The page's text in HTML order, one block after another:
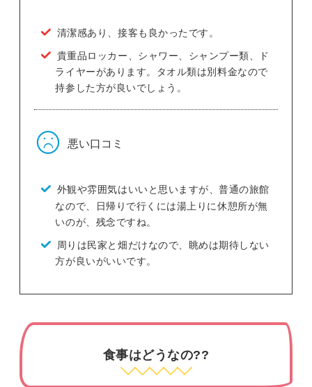
清潔感あり、接客も良かったです。
貴重品ロッカー、シャワー、シャンプー類、ド
ライヤーがあります。タオル類は別料金なので
持参した方が良いでしょう。
悪い口コミ
外観や雰囲気はいいと思いますが、普通の旅館
なので、日帰りで行くには湯上りに休憩所が無
いのが、残念ですね。
周りは民家と畑だけなので、眺めは期待しない
方が良いがいいです。
食事はどうなの??